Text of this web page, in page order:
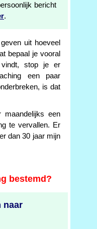
bericht
.
uit hoeveel
bepaal je vooral
vindt, stop je er
een paar
is dat
maandelijks een
te vervallen. Er
dan 30 jaar mijn
bestemd?
naar